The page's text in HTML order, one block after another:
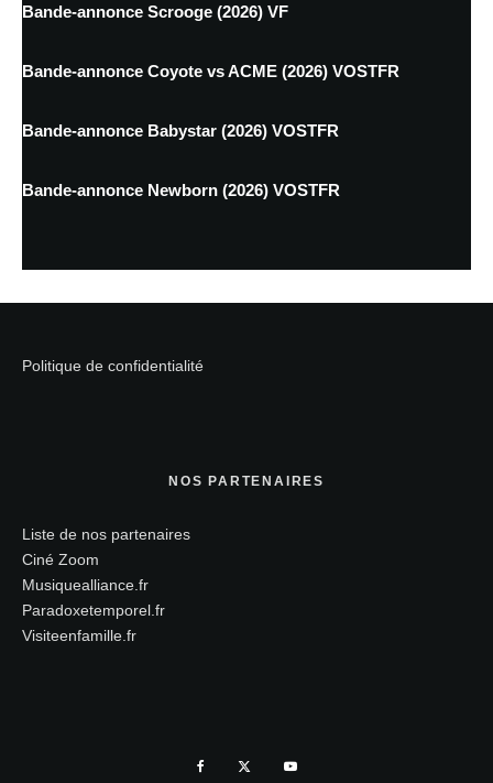
Bande-annonce Scrooge (2026) VF
Bande-annonce Coyote vs ACME (2026) VOSTFR
Bande-annonce Babystar (2026) VOSTFR
Bande-annonce Newborn (2026) VOSTFR
Politique de confidentialité
NOS PARTENAIRES
Liste de nos partenaires
Ciné Zoom
Musiquealliance.fr
Paradoxetemporel.fr
Visiteenfamille.fr